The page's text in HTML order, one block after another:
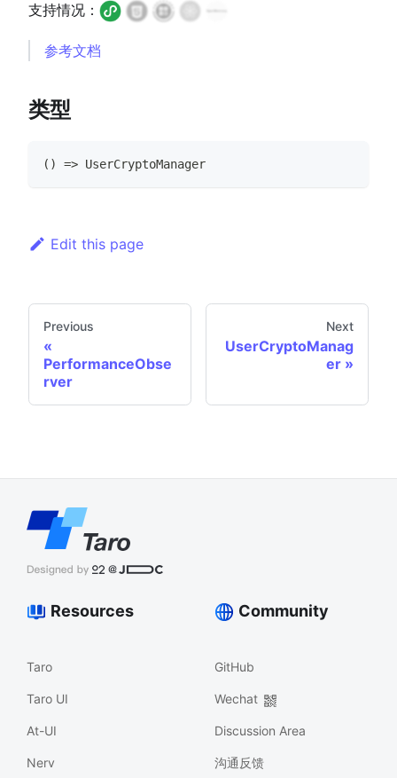
支持情况：
参考文档
类型
( ) => UserCryptoManager
Edit this page
Previous
PerformanceObse
rver
Next
UserCryptoManag
er
Resources
Taro
Taro UI
At-UI
Nerv
Community
GitHub
Wechat
Discussion Area
沟通反馈